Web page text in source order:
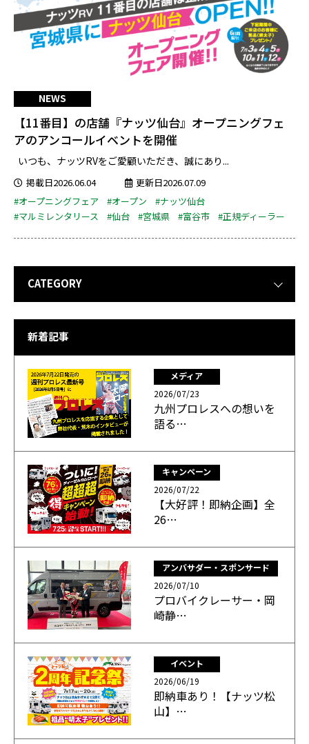
NEWS
【11番目】の店舗『ナッツ仙台』オープニングフェ
アのアンコールイベントを開催
いつも、ナッツRVをご愛顧いただき、誠にあり...
掲載日2026.06.04
更新日2026.07.09
#オープニングフェア
#オープン
#ナッツ仙台
#マルミレンタリース
#仙台 #宮城県 #富谷市 #正規ディーラー
CATEGORY
新着記事
メディア
2026/07/23
九州プロレスへの想いを
語る…
キャンペーン
2026/07/22
【大好評！即納企画】全
26…
アンバサダー・スポンサード
2026/07/10
プロバイクレーサー・岡
崎静…
イベント
2026/06/19
即納車あり！【ナッツ松
山】…